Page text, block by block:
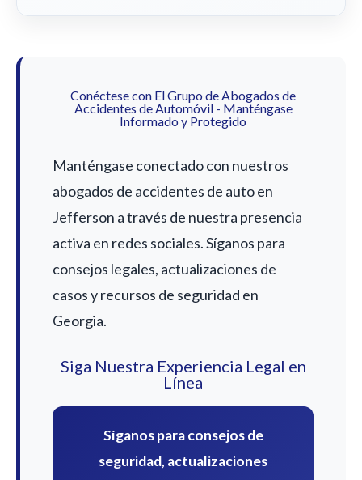
Conéctese con El Grupo de Abogados de
Accidentes de Automóvil - Manténgase
Informado y Protegido
Manténgase conectado con nuestros
abogados de accidentes de auto en
Jefferson a través de nuestra presencia
activa en redes sociales. Síganos para
consejos legales, actualizaciones de
casos y recursos de seguridad en
Georgia.
Siga Nuestra Experiencia Legal en
Línea
Síganos para consejos de
seguridad, actualizaciones